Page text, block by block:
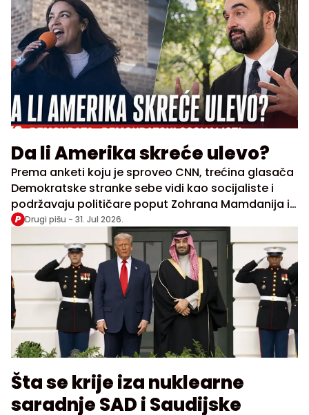
Da li Amerika skreće ulevo?
Prema anketi koju je sproveo CNN, trećina glasača
Demokratske stranke sebe vidi kao socijaliste i
podržavaju političare poput Zohrana Mamdanija i
Aleksandre Okasio Kortez
Drugi pišu - 31. Jul 2026.
Šta se krije iza nuklearne
saradnje SAD i Saudijske